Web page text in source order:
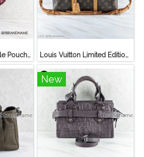
Christian Dior Seddle Pouch Accessory Hand Bag Louis Vuitton Limited Edition Monogram Canvas Sofia Coppola SC Bag
New